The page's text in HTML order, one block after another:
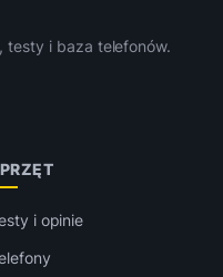
i baza telefonów.
i opinie